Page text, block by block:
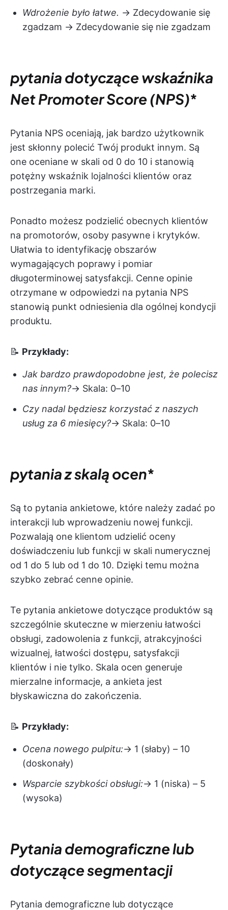
Wdrożenie było łatwe. → Zdecydowanie się
zgadzam → Zdecydowanie się nie zgadzam
pytania dotyczące wskaźnika
Net Promoter Score (NPS)*
Pytania NPS oceniają, jak bardzo użytkownik
jest skłonny polecić Twój produkt innym. Są
one oceniane w skali od 0 do 10 i stanowią
potężny wskaźnik lojalności klientów oraz
postrzegania marki.
Ponadto możesz podzielić obecnych klientów
na promotorów, osoby pasywne i krytyków.
Ułatwia to identyfikację obszarów
wymagających poprawy i pomiar
długoterminowej satysfakcji. Cenne opinie
otrzymane w odpowiedzi na pytania NPS
stanowią punkt odniesienia dla ogólnej kondycji
produktu.
📝 Przykłady:
Jak bardzo prawdopodobne jest, że polecisz
nas innym?→ Skala: 0–10
Czy nadal będziesz korzystać z naszych
usług za 6 miesięcy?→ Skala: 0–10
pytania z skalą ocen*
Są to pytania ankietowe, które należy zadać po
interakcji lub wprowadzeniu nowej funkcji.
Pozwalają one klientom udzielić oceny
doświadczeniu lub funkcji w skali numerycznej
od 1 do 5 lub od 1 do 10. Dzięki temu można
szybko zebrać cenne opinie.
Te pytania ankietowe dotyczące produktów są
szczególnie skuteczne w mierzeniu łatwości
obsługi, zadowolenia z funkcji, atrakcyjności
wizualnej, łatwości dostępu, satysfakcji
klientów i nie tylko. Skala ocen generuje
mierzalne informacje, a ankieta jest
błyskawiczna do zakończenia.
📝 Przykłady:
Ocena nowego pulpitu:→ 1 (słaby) – 10
(doskonały)
Wsparcie szybkości obsługi:→ 1 (niska) – 5
(wysoka)
Pytania demograficzne lub
dotyczące segmentacji
Pytania demograficzne lub dotyczące